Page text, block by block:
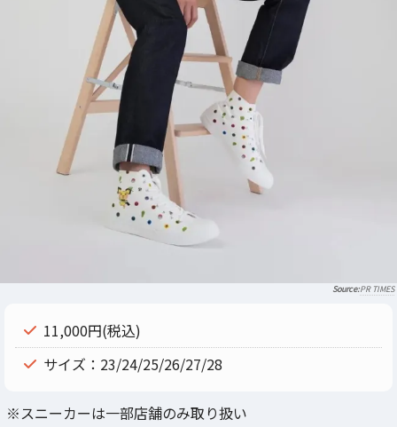
PR TIMES
11,000円(税込)
サイズ：23/24/25/26/27/28
※スニーカーは一部店舗のみ取り扱い